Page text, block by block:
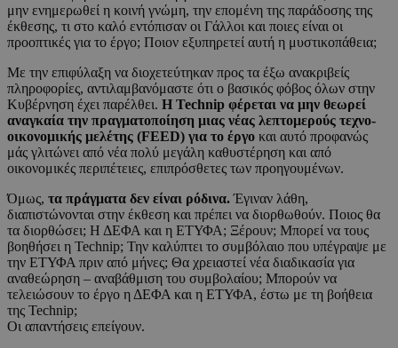
μην ενημερωθεί η κοινή γνώμη, την επομένη της παράδοσης της
έκθεσης, τι στο καλό εντόπισαν οι Γάλλοι και ποιες είναι οι
προοπτικές για το έργο; Ποιον εξυπηρετεί αυτή η μυστικοπάθεια;
Με την επιφύλαξη να διοχετεύτηκαν προς τα έξω ανακριβείς
πληροφορίες, αντιλαμβανόμαστε ότι ο βασικός φόβος όλων στην
Κυβέρνηση έχει παρέλθει. Η Technip φέρεται να μην θεωρεί
αναγκαία την πραγματοποίηση μιας νέας λεπτομερούς τεχνο-
οικονομικής μελέτης (FEED) για το έργο και αυτό προφανώς
μάς γλιτώνει από νέα πολύ μεγάλη καθυστέρηση και από
οικονομικές περιπέτειες, επιπρόσθετες των προηγουμένων.
Όμως, τα πράγματα δεν είναι ρόδινα.Έγιναν λάθη,
διαπιστώνονται στην έκθεση και πρέπει να διορθωθούν. Ποιος θα
τα διορθώσει; Η ΔΕΦΑ και η ΕΤΥΦΑ; Ξέρουν; Μπορεί να τους
βοηθήσει η Technip; Την καλύπτει το συμβόλαιο που υπέγραψε με
την ΕΤΥΦΑ πριν από μήνες; Θα χρειαστεί νέα διαδικασία για
αναθεώρηση – αναβάθμιση του συμβολαίου; Μπορούν να
τελειώσουν το έργο η ΔΕΦΑ και η ΕΤΥΦΑ, έστω με τη βοήθεια
της Technip;
Οι απαντήσεις επείγουν.